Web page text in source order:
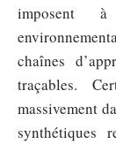
imposent
chaînes
traçables.
massivement
synthétiques